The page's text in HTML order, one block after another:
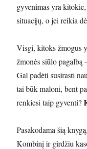
gyvenimas yra
situacijų, o jei reikia
Visgi, kitoks žmogus
žmonės siūlo
Gal padėti susirasti
tai būk maloni, bent
renkiesi taip gyventi?
Pasakodama šią
Kombinį ir girdžiu